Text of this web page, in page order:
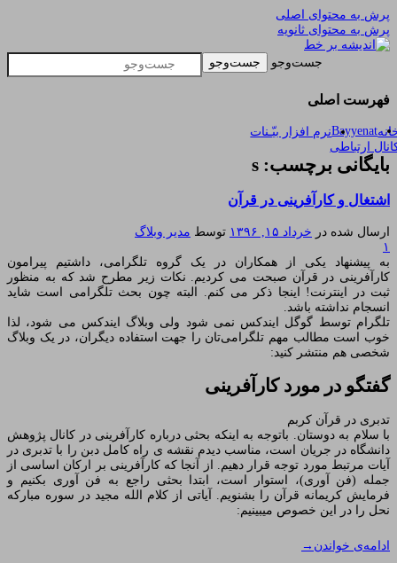
پرش به محتوای اصلی
پرش به محتوای ثانویه
اندیشه بر خط
یادداشتهای یک معلم در باب زندگی، اخلاق، اخبار،
علم و سیاست
جست‌وجو
فهرست اصلی
Bayyenatنرم افزار بیّـنات
ارتباطی
بایگانی برچسب: s
اشتغال و کارآفرینی در قرآن
ارسال شده در خرداد ۱۵, ۱۳۹۶ توسط مدیر وبلاگ
۱
به پیشنهاد یکی از همکاران در یک گروه تلگرامی، داشتیم پیرامون
کارآفرینی در قرآن صبحت می کردیم. نکات زیر مطرح شد که به منظور
ثبت در اینترنت! اینجا ذکر می کنم. البته چون بحث تلگرامی است شاید
انسجام نداشته باشد.
تلگرام توسط گوگل ایندکس نمی شود ولی وبلاگ ایندکس می شود، لذا
خوب است مطالب مهم تلگرامی‌تان را جهت استفاده دیگران، در یک وبلاگ
شخصی هم منتشر کنید:
گفتگو در مورد کارآفرینی
تدبری در قرآن کربم
با سلام به دوستان. باتوجه به اینکه بحثی درباره کارآفرینی در کانال پژوهش
دانشگاه در جریان است، مناسب دیدم نقشه ی راه کامل دبن را با تدبری در
آیات مرتبط مورد توجه قرار دهیم. از آنجا که کارآفرینی بر ارکان اساسی از
جمله (فن آوری)، استوار است، ابتدا بحثی راجع به فن آوری بکنیم و
فرمایش کریمانه قرآن را بشنویم. آیاتی از کلام الله مجید در سوره مبارکه
نحل را در این خصوص میبینیم:
ادامه‌ی خواندن →